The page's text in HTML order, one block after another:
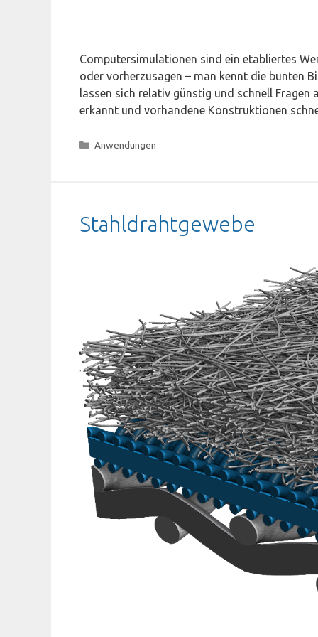
Computersimulationen sind ein etabliertes
oder vorherzusagen – man kennt die bunten
lassen sich relativ günstig und schnell Fragen
erkannt und vorhandene Konstruktionen
Kategorien
Anwendungen
Stahldrahtgewebe